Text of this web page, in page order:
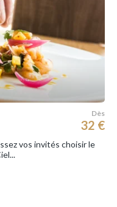
Dès
32 €
vos invités choisir le